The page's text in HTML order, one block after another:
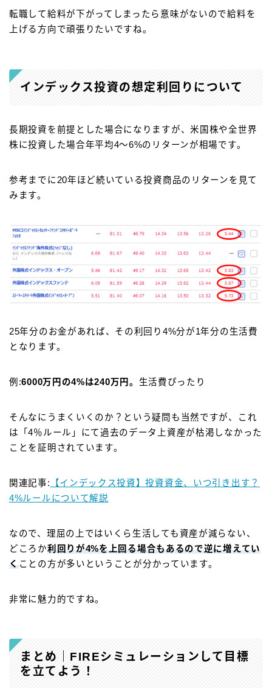
転職して給料が下がってしまったら意味がないので給料を
上げる方向で頑張りたいですね。
インデックス投資の想定利回りについて
長期投資を前提とした場合になりますが、米国株や全世界
株に投資した場合年平均4～6%のリターンが相場です。
参考までに20年ほど続いている投資商品のリターンを見て
みます。
25年分のお金があれば、その利回り4%分が1年分の生活費
となります。
例:6000万円の4%は240万円。 生活費ぴったり
そんなにうまくいくのか？という疑問も当然ですが、これ
は「4％ルール」にて過去のデータ上資産が枯渇しなかった
ことを証明されています。
関連記事: 【インデックス投資】投資資金、いつ引き出す？
4%ルールについて解説
なので、理屈の上ではいくら生活しても資産が減らない、
どころか利回りが4%を上回る場合もあるので逆に増えてい
くことの方が多いということが分かっています。
非常に魅力的ですね。
まとめ｜FIREシミュレーションして目標
を立てよう！